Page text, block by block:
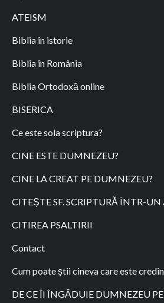
ATEISM
Biblia în istorie
Biblia în România
Biblia Ortodoxă online
BISERICA
Ce este sola scriptura?
CINE ESTE DUMNEZEU?
CINE LA CREAT PE DUMNEZEU?
CITEȘTE SF. SCRIPTURĂ ÎNTR-UN
CITIREA PSALTIRII
Contact
Cum poate știi cineva care este
DE CE ÎI ÎNGĂDUIE DUMNEZEU PE